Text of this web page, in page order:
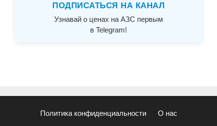
ПОДПИСАТЬСЯ НА КАНАЛ
Узнавай о ценах на АЗС первым
в Telegram!
Политика конфиденциальности О нас